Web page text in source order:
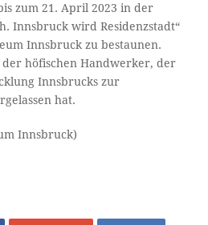
zum 21. April 2023 in der
Innsbruck wird Residenzstadt“
Innsbruck zu bestaunen.
höfischen Handwerker, der
Innsbrucks zur
hat.
Innsbruck)